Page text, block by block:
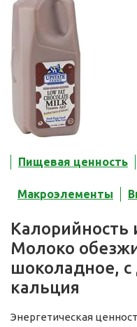
Пищевая ценность
Макроэлементы
Калорийность
Молоко
шоколадное,
кальция
Энергетическая